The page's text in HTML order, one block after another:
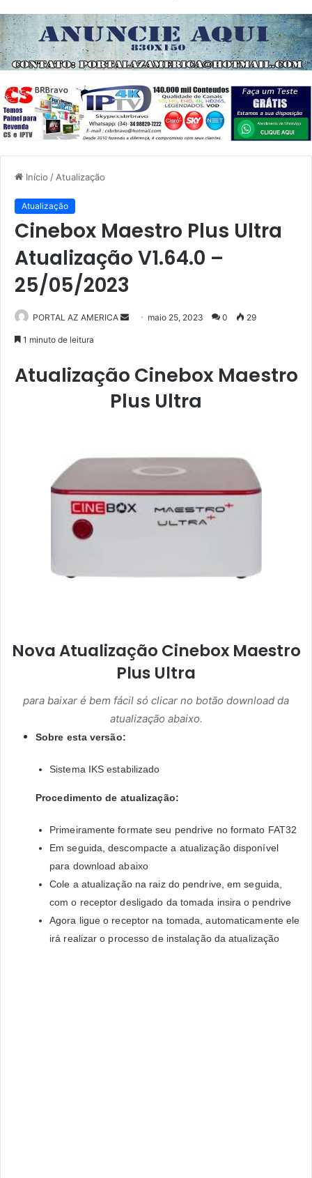
Início / Atualização
Atualização
Cinebox Maestro Plus Ultra
Atualização V1.64.0 –
25/05/2023
PORTAL AZ AMERICA
m
i
maio 25, 2023 0 29
1 minuto de leitura
Atualização Cinebox Maestro
Plus Ultra
Nova Atualização Cinebox Maestro
Plus Ultra
para baixar é bem fácil só clicar no botão download da
atualização abaixo.
Sobre esta versão:
Sistema IKS estabilizado
Procedimento de atualização:
Primeiramente formate seu pendrive no formato FAT32
Em seguida, descompacte a atualização disponível
para download abaixo
Cole a atualização na raiz do pendrive, em seguida,
com o receptor desligado da tomada insira o pendrive
Agora ligue o receptor na tomada, automaticamente ele
irá realizar o processo de instalação da atualização